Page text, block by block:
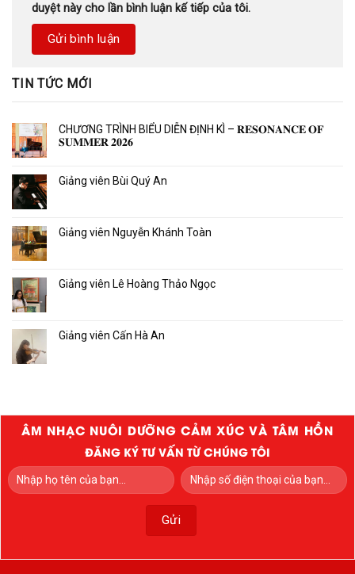
duyệt này cho lần bình luận kế tiếp của tôi.
TIN TỨC MỚI
CHƯƠNG TRÌNH BIỂU DIỄN ĐỊNH KÌ – 𝐑𝐄𝐒𝐎𝐍𝐀𝐍𝐂𝐄 𝐎𝐅
𝐒𝐔𝐌𝐌𝐄𝐑 𝟐𝟎𝟐𝟔
Giảng viên Bùi Quý An
Giảng viên Nguyễn Khánh Toàn
Giảng viên Lê Hoàng Thảo Ngọc
Giảng viên Cấn Hà An
ÂM NHẠC NUÔI DƯỠNG CẢM XÚC VÀ TÂM HỒN
ĐĂNG KÝ TƯ VẤN TỪ CHÚNG TÔI